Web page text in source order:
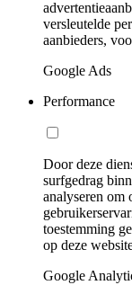
versleutelde
aanbieders,
Google Ads
Performance
Door deze
surfgedrag
analyseren om
toestemming
op deze
Google